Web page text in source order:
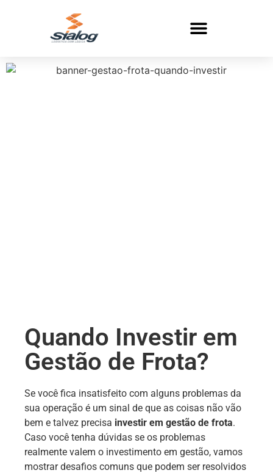
Quando Investir em
Gestão de Frota?
Se você fica insatisfeito com alguns problemas da
sua operação é um sinal de que as coisas não vão
bem e talvez precisa investir em gestão de frota.
Caso você tenha dúvidas se os problemas
realmente valem o investimento em gestão, vamos
mostrar desafios comuns que podem ser resolvidos